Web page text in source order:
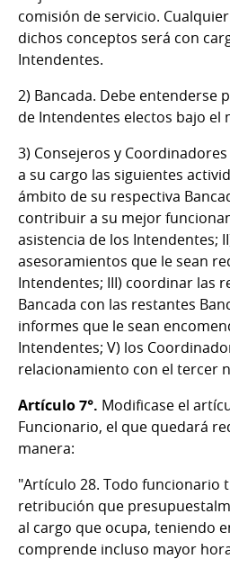
comisión de servicio.
dichos conceptos será con
Intendentes.
2) Bancada. Debe entenderse
de Intendentes electos bajo el
3) Consejeros y
a su cargo las siguientes
ámbito de su respectiva
contribuir a su mejor
asistencia de los Intendentes;
asesoramientos que le sean
Intendentes; III) coordinar las
Bancada con las restantes
informes que le sean
Intendentes; V) los
relacionamiento con el tercer
Artículo 7°. Modificase el
Funcionario, el que quedará
manera:
"Artículo 28. Todo funcionario
retribución que
al cargo que ocupa, teniendo
comprende incluso mayor